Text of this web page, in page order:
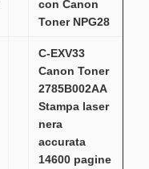
con Canon
Toner NPG28
C-EXV33
Canon Toner
2785B002AA
Stampa laser
nera
accurata
14600 pagine